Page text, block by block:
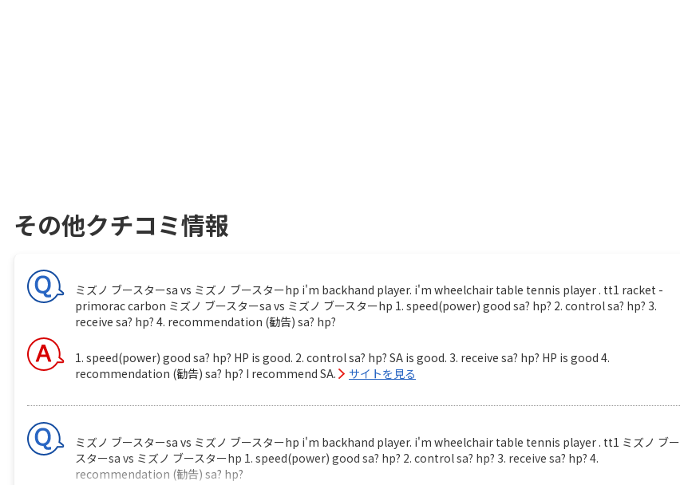
その他クチコミ情報
ミズノ ブースターsa vs ミズノ ブースターhp i'm backhand player. i'm wheelchair table tennis player . tt1 racket -
primorac carbon ミズノ ブースターsa vs ミズノ ブースターhp 1. speed(power) good sa? hp? 2. control sa? hp? 3.
receive sa? hp? 4. recommendation (勧告) sa? hp?
1. speed(power) good sa? hp? HP is good. 2. control sa? hp? SA is good. 3. receive sa? hp? HP is good 4.
recommendation (勧告) sa? hp? I recommend SA.
サイトを見る
ミズノ ブースターsa vs ミズノ ブースターhp i'm backhand player. i'm wheelchair table tennis player . tt1 ミズノ ブー
スターsa vs ミズノ ブースターhp 1. speed(power) good sa? hp? 2. control sa? hp? 3. receive sa? hp? 4.
recommendation (勧告) sa? hp?